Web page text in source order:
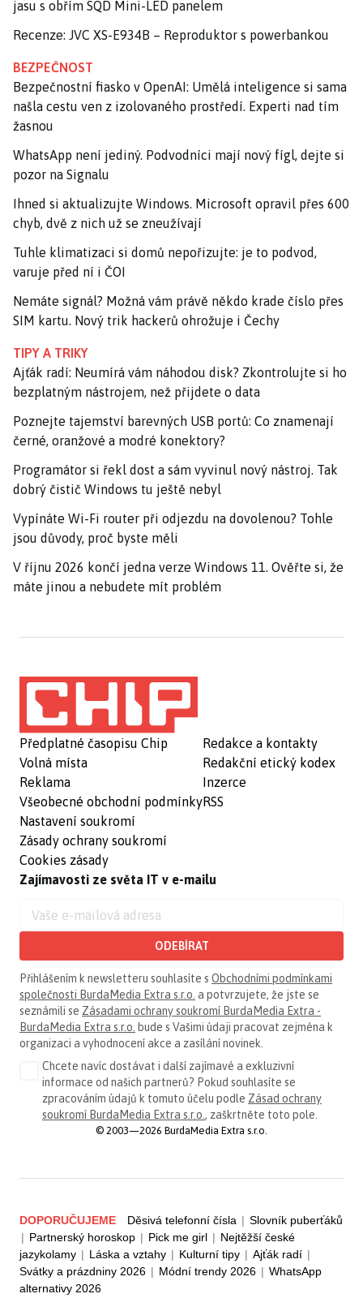
jasu s obřím SQD Mini-LED panelem
Recenze: JVC XS-E934B – Reproduktor s powerbankou
BEZPEČNOST
Bezpečnostní fiasko v OpenAI: Umělá inteligence si sama
našla cestu ven z izolovaného prostředí. Experti nad tím
žasnou
WhatsApp není jediný. Podvodníci mají nový fígl, dejte si
pozor na Signalu
Ihned si aktualizujte Windows. Microsoft opravil přes 600
chyb, dvě z nich už se zneužívají
Tuhle klimatizaci si domů nepořizujte: je to podvod,
varuje před ní i ČOI
Nemáte signál? Možná vám právě někdo krade číslo přes
SIM kartu. Nový trik hackerů ohrožuje i Čechy
TIPY A TRIKY
Ajťák radí: Neumírá vám náhodou disk? Zkontrolujte si ho
bezplatným nástrojem, než přijdete o data
Poznejte tajemství barevných USB portů: Co znamenají
černé, oranžové a modré konektory?
Programátor si řekl dost a sám vyvinul nový nástroj. Tak
dobrý čistič Windows tu ještě nebyl
Vypínáte Wi-Fi router při odjezdu na dovolenou? Tohle
jsou důvody, proč byste měli
V říjnu 2026 končí jedna verze Windows 11. Ověřte si, že
máte jinou a nebudete mít problém
Předplatné časopisu Chip
Volná místa
Reklama
Všeobecné obchodní podmínky
Nastavení soukromí
Zásady ochrany soukromí
Cookies zásady
Redakce a kontakty
Redakční etický kodex
Inzerce
RSS
Zajímavosti ze světa IT v e-mailu
ODEBÍRAT
Přihlášením k newsletteru souhlasíte s Obchodními podmínkami
společnosti BurdaMedia Extra s.r.o. a potvrzujete, že jste se
seznámili se Zásadami ochrany soukromí BurdaMedia Extra -
BurdaMedia Extra s.r.o. bude s Vašimi údaji pracovat zejména k
organizaci a vyhodnocení akce a zasílání novinek.
Chcete navíc dostávat i další zajímavé a exkluzivní
informace od našich partnerů? Pokud souhlasíte se
zpracováním údajů k tomuto účelu podle Zásad ochrany
soukromí BurdaMedia Extra s.r.o. , zaškrtněte toto pole.
© 2003—2026 BurdaMedia Extra s.r.o.
DOPORUČUJEME Děsivá telefonní čísla | Slovník puberťáků
| Partnerský horoskop | Pick me girl | Nejtěžší české
jazykolamy | Láska a vztahy | Kulturní tipy | Ajťák radí |
Svátky a prázdniny 2026 | Módní trendy 2026 | WhatsApp
alternativy 2026